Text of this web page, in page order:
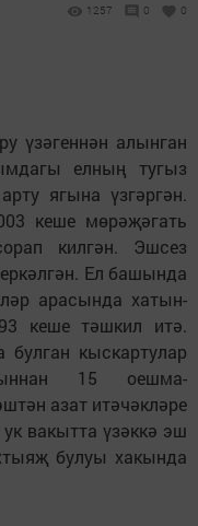
1257 0 0
үзәгеннән алынган
елның тугыз
ягына үзгәргән.
кеше мөрәҗәгать
килгән. Эшсез
Ел башында
арасында хатын-
кеше тәшкил итә.
кыскартулар
15 оешма-
азат итәчәкләре
вакытта үзәккә эш
булуы хакында